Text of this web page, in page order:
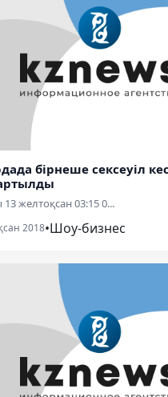
бірнеше сексеуіл
желтоқсан 03:15 0...
2018•Шоу-бизнес